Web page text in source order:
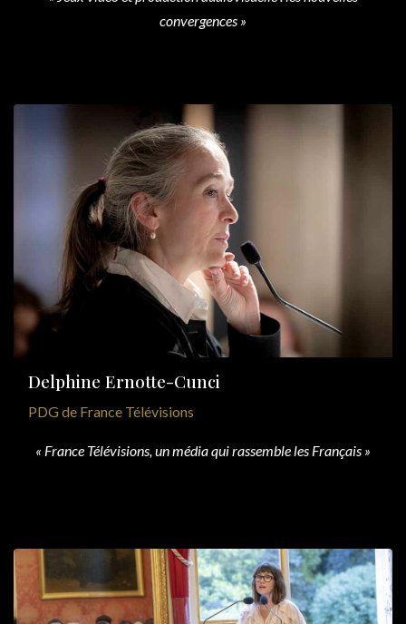
convergences »
Delphine Ernotte-Cunci
PDG de France Télévisions
« France Télévisions, un média qui rassemble les Français »